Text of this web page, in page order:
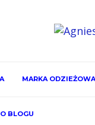
MARKA ODZIEŻOWA
O BLOGU